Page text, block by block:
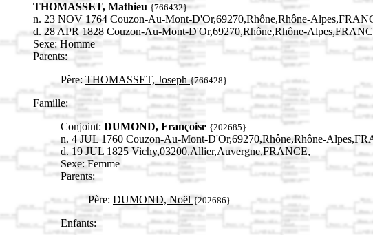
THOMASSET, Mathieu {766432}
n. 23 NOV 1764 Couzon-Au-Mont-D'Or,69270,Rhône,Rhône-
d. 28 APR 1828 Couzon-Au-Mont-D'Or,69270,Rhône,Rhône-
Sexe: Homme
Parents:
Père: THOMASSET, Joseph{766428}
Famille:
Conjoint: DUMOND, Françoise {202685}
n. 4 JUL 1760 Couzon-Au-Mont-D'Or,69270,Rhône,Rhône-
d. 19 JUL 1825 Vichy,03200,Allier,Auvergne,FRANCE,
Sexe: Femme
Parents:
Père: DUMOND, Noël{202686}
Enfants: